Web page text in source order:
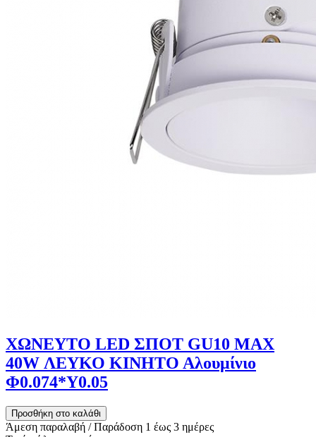
ΧΩΝΕΥΤΟ LED ΣΠΟΤ GU10 MAX
40W ΛΕΥΚΟ ΚΙΝΗΤΟ Αλουμίνιο
Φ0.074*Υ0.05
Άμεση παραλαβή / Παράδoση 1 έως 3 ημέρες